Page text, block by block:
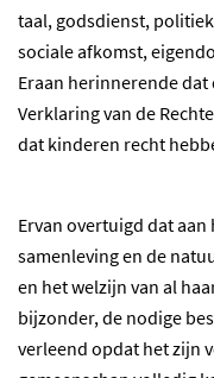
taal, godsdienst,
sociale afkomst,
Eraan herinnerende dat
Verklaring van de
dat kinderen recht
Ervan overtuigd dat aan
samenleving en de
en het welzijn van al
bijzonder, de nodige
verleend opdat het zijn